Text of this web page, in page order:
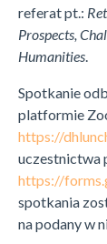
referat pt.:
Prospects,
Humanities
Spotkanie
platformie
https://
uczestnictwa
https://
spotkania
na podany w